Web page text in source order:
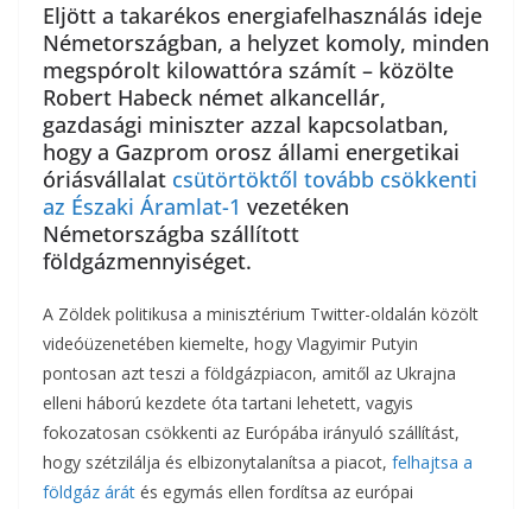
o
o
k
e
r
a
m
e
g
Eljött a takarékos energiafelhasználás ideje
Németországban, a helyzet komoly, minden
megspórolt kilowattóra számít – közölte
Robert Habeck német alkancellár,
gazdasági miniszter azzal kapcsolatban,
hogy a Gazprom orosz állami energetikai
óriásvállalat csütörtöktől tovább csökkenti
az Északi Áramlat-1 vezetéken
Németországba szállított
földgázmennyiséget.
A Zöldek politikusa a minisztérium Twitter-oldalán közölt
videóüzenetében kiemelte, hogy Vlagyimir Putyin
pontosan azt teszi a földgázpiacon, amitől az Ukrajna
elleni háború kezdete óta tartani lehetett, vagyis
fokozatosan csökkenti az Európába irányuló szállítást,
hogy szétzilálja és elbizonytalanítsa a piacot, felhajtsa a
földgáz árát és egymás ellen fordítsa az európai